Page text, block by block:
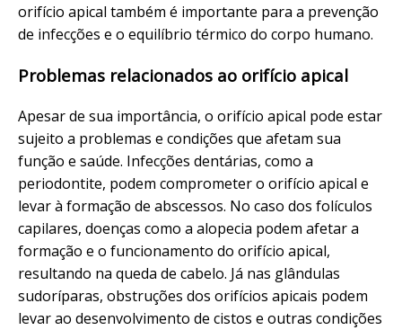
orifício apical também é importante para a prevenção
de infecções e o equilíbrio térmico do corpo humano.
Problemas relacionados ao orifício apical
Apesar de sua importância, o orifício apical pode estar
sujeito a problemas e condições que afetam sua
função e saúde. Infecções dentárias, como a
periodontite, podem comprometer o orifício apical e
levar à formação de abscessos. No caso dos folículos
capilares, doenças como a alopecia podem afetar a
formação e o funcionamento do orifício apical,
resultando na queda de cabelo. Já nas glândulas
sudoríparas, obstruções dos orifícios apicais podem
levar ao desenvolvimento de cistos e outras condições